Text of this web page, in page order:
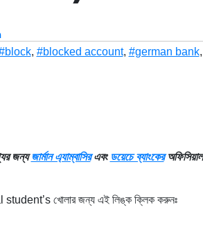
, #blocked account, #german bank
জন্যজার্মান এ্যাম্বাসিরএবং ডয়েচে ব্যাংকের
খোলার জন্য এই লিঙ্ক ক্লিক করুনঃ